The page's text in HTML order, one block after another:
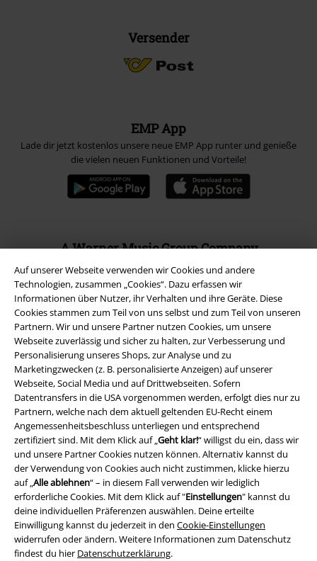
Auf unserer Webseite verwenden wir Cookies und andere
Technologien, zusammen „Cookies“. Dazu erfassen wir
Informationen über Nutzer, ihr Verhalten und ihre Geräte. Diese
Cookies stammen zum Teil von uns selbst und zum Teil von unseren
Partnern. Wir und unsere Partner nutzen Cookies, um unsere
Webseite zuverlässig und sicher zu halten, zur Verbesserung und
Personalisierung unseres Shops, zur Analyse und zu
Marketingzwecken (z. B. personalisierte Anzeigen) auf unserer
Webseite, Social Media und auf Drittwebseiten. Sofern
Datentransfers in die USA vorgenommen werden, erfolgt dies nur zu
Partnern, welche nach dem aktuell geltenden EU-Recht einem
Angemessenheitsbeschluss unterliegen und entsprechend
zertifiziert sind. Mit dem Klick auf „Geht klar!“ willigst du ein, dass wir
und unsere Partner Cookies nutzen können. Alternativ kannst du
der Verwendung von Cookies auch nicht zustimmen, klicke hierzu
auf „Alle ablehnen“ – in diesem Fall verwenden wir lediglich
erforderliche Cookies. Mit dem Klick auf "Einstellungen" kannst du
deine individuellen Präferenzen auswählen. Deine erteilte
Einwilligung kannst du jederzeit in den Cookie-Einstellungen
widerrufen oder ändern. Weitere Informationen zum Datenschutz
findest du hier Datenschutzerklärung.
Versender
EMP App
Lade dir jetzt kostenlos unsere neue EMP App runter und genieße
die vielen neuen Funktionen und Vorteile!
A Warner Music Group Company
Rechtliches
AGB
Impressum
Datenschutz